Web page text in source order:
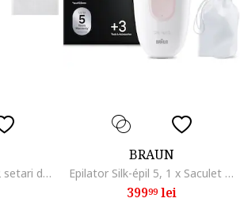
Epilator Seria 4000, 2 setari de viteza, cap de epilare lavabil, 4 accesorii, lumina LED, Lila
BRAUN
Epilator Silk-épil 5, 1 x Saculet de voiaj/1 x Pieptene/1 x Perie de curatare/1 x Cap de ras/1 x Epilator/1 x Cap pentru incepatori
39999lei